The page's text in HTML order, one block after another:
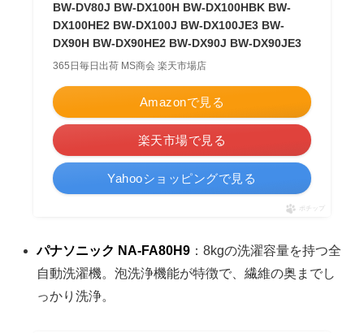
BW-DV80J BW-DX100H BW-DX100HBK BW-
DX100HE2 BW-DX100J BW-DX100JE3 BW-
DX90H BW-DX90HE2 BW-DX90J BW-DX90JE3
365日毎日出荷 MS商会 楽天市場店
Amazonで見る
楽天市場で見る
Yahooショッピングで見る
ポチップ
パナソニック NA-FA80H9 ：8kgの洗濯容量を持つ全
自動洗濯機。泡洗浄機能が特徴で、繊維の奥までし
っかり洗浄。